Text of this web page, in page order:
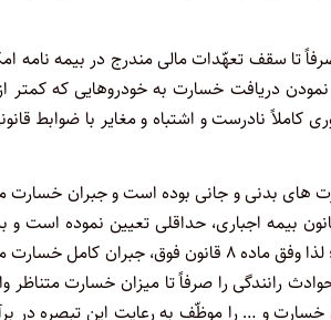
تا سقف تعهّدات مالی مندرج در بیمه نامه
نادرست و اشتباه و مغایر با ضوابط
های بدنی و جانی بوده است و جبران خسارت
بر آن دانسته است و نظر به این که برای جبران خسارت های مالی نیز اولاً در ماده ۸ قانون بیمه اجباری، حداقلی تعیین نموده
گذاران را مخیّر نموده است برای جبران خسارت های مالی بیشتر از آن بیمه تکمیلی اخذ نمایند؛ لذا وفق ماده ۸ قانون فوق، جبران
این که در تبصره ۳ ماده ۸ خسارت مالی ناشی از حوادث رانندگی را صرفاً تا میزان خسارت
است و در تبصره ۵ نیز کارشناسان و ارزیابان خسارت و … را موظّف به رعایت این تبصره